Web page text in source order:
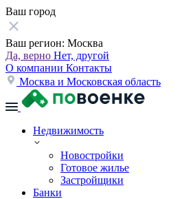
Ваш город
Ваш регион: Москва
Да, верно Нет, другой
О компании Контакты
Москва и Московская область
Недвижимость
Новостройки
Готовое жилье
Застройщики
Банки